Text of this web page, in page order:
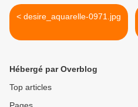
< desire_aquarelle-0971.jpg
Hébergé par Overblog
Top articles